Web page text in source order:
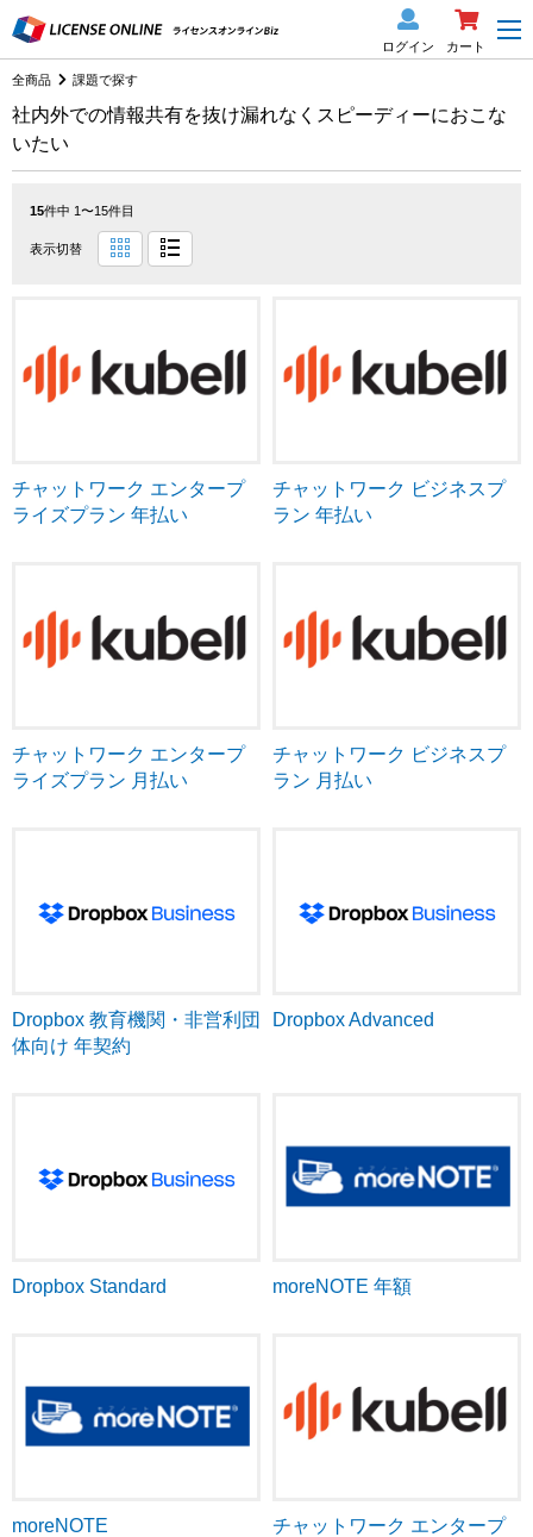
ログイン カート
全商品 課題で探す
社内外での情報共有を抜け漏れなくスピーディーにおこな
いたい
15件中 1〜15件目
表示切替
チャットワーク エンタープ
ライズプラン 年払い
チャットワーク ビジネスプ
ラン 年払い
チャットワーク エンタープ
ライズプラン 月払い
チャットワーク ビジネスプ
ラン 月払い
Dropbox 教育機関・非営利団
体向け 年契約
Dropbox Advanced
Dropbox Standard moreNOTE 年額
moreNOTE
チャットワーク エンタープ